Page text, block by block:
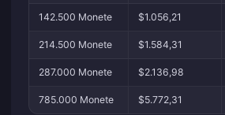
142.500 Monete $1.056,21
214.500 Monete $1.584,31
287.000 Monete $2.136,98
785.000 Monete $5.772,31